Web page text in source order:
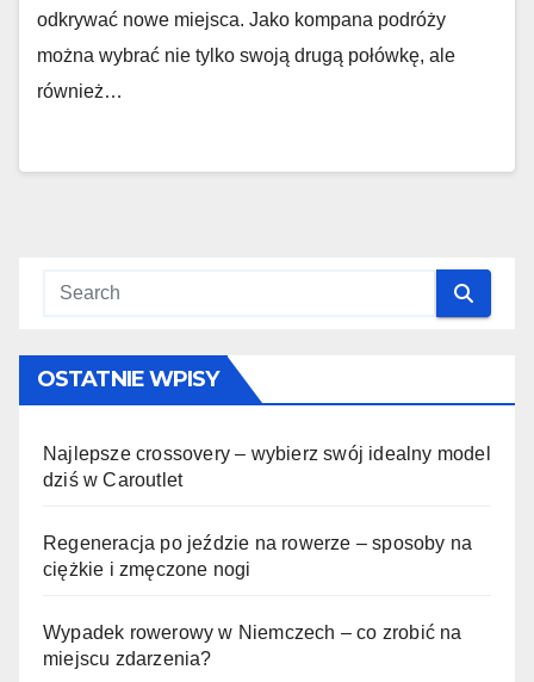
odkrywać nowe miejsca. Jako kompana podróży
można wybrać nie tylko swoją drugą połówkę, ale
również…
OSTATNIE WPISY
Najlepsze crossovery – wybierz swój idealny model
dziś w Caroutlet
Regeneracja po jeździe na rowerze – sposoby na
ciężkie i zmęczone nogi
Wypadek rowerowy w Niemczech – co zrobić na
miejscu zdarzenia?